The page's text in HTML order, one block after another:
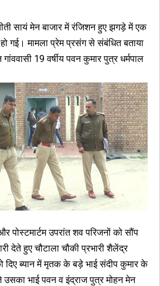
सायं मेन बाजार में रंजिशन हुए झगड़े में एक
गई। मामला प्रेम प्रसंग से संबंधित बताया
19 वर्षीय पवन कुमार पुत्र धर्मपाल
पोस्टमार्टम उपरांत शव परिजनों को सौंप
देते हुए चौटाला चौकी प्रभारी शैलेंद्र
दिए ब्यान में मृतक के बड़े भाई संदीप कुमार के
भाई पवन व इंद्राज पुत्र मोहन मेन